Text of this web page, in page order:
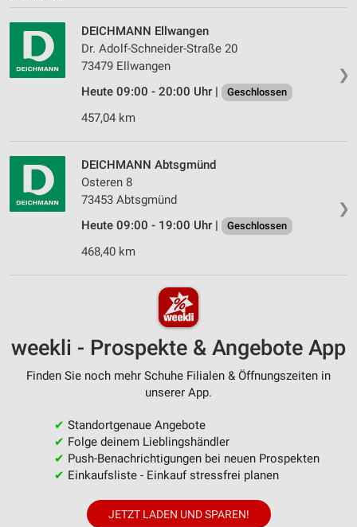
❯
DEICHMANN Ellwangen
Dr. Adolf-Schneider-Straße 20
73479 Ellwangen
Heute 09:00 - 20:00 Uhr |
Geschlossen
457,04 km
❯
DEICHMANN Abtsgmünd
Osteren 8
73453 Abtsgmünd
Heute 09:00 - 19:00 Uhr |
Geschlossen
468,40 km
weekli - Prospekte & Angebote App
Finden Sie noch mehr Schuhe Filialen & Öffnungszeiten in
unserer App.
✔ Standortgenaue Angebote
✔ Folge deinem Lieblingshändler
✔ Push-Benachrichtigungen bei neuen Prospekten
✔ Einkaufsliste - Einkauf stressfrei planen
JETZT LADEN UND SPAREN!